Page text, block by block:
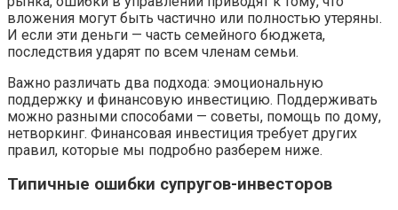
вложения могут быть частично или полностью утеряны.
И если эти деньги — часть семейного бюджета,
последствия ударят по всем членам семьи.
Важно различать два подхода: эмоциональную
поддержку и финансовую инвестицию. Поддерживать
можно разными способами — советы, помощь по дому,
нетворкинг. Финансовая инвестиция требует других
правил, которые мы подробно разберем ниже.
Типичные ошибки супругов-инвесторов